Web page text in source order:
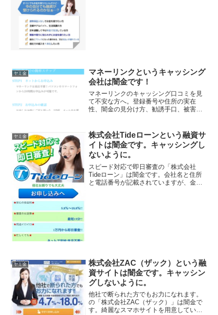
ヤミ金
マネーリンクというキャッシング
会社は闇金です！
マネーリンクのキャッシング口コミを見
て不安な方へ。登録番号や住所の実在
性、闇金の見分け方、勧誘手口、被害
ヤミ金
株式会社Tideローンという融資サ
イトは闇金です。キャッシングし
ないように。
スピード対応で即日審査の「株式会社
Tideローン」は闇金です。会社名と住所
と電話番号が記載されていますが、金融
ヤミ金
株式会社ZAC（ザック）という融
資サイトは闇金です。キャッシン
グしないように。
他社で断られた方でもお力になれます。
の「株式会社ZAC（ザック）」は闇金で
す。綺麗なスマホサイトを用意していま